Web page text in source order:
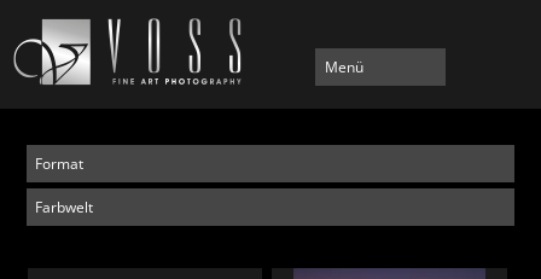
Menü
Format
Farbwelt